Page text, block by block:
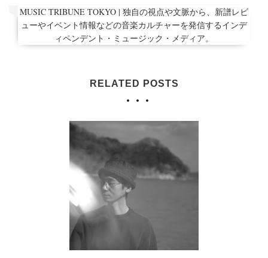
MUSIC TRIBUNE TOKYO | 独自の視点や文脈から、新譜レビ
ューやイベント情報などの音楽カルチャーを発信するインデ
ィペンデント・ミュージック・メディア。
RELATED POSTS